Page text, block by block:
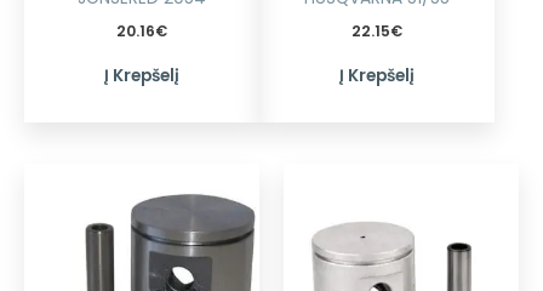
20.16€
Į Krepšelį
22.15€
Į Krepšelį